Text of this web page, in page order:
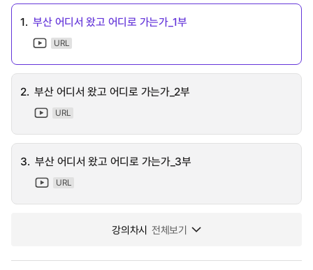
1. 부산 어디서 왔고 어디로 가는가_1부
URL
2. 부산 어디서 왔고 어디로 가는가_2부
URL
3. 부산 어디서 왔고 어디로 가는가_3부
URL
강의차시 전체보기